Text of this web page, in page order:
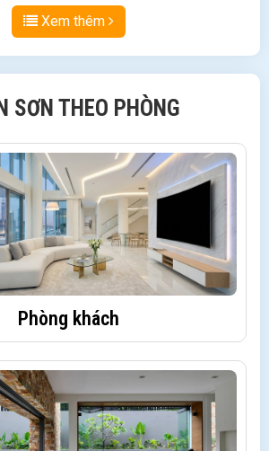
Xem thêm
SƠN THEO PHÒNG
Phòng khách